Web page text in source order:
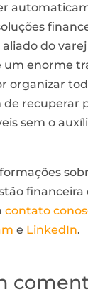
do
um enorme
organizar
de recuperar
sem o
financeira
contato
e LinkedIn.